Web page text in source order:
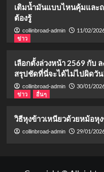
เติมน้ำมันแบบไหนคุ้มและ
ต้องรู้
collinbroad-admin
11/02/
ข่าว
เลือกตั้งล่วงหน้า 2569 กับ
สรุปชัดที่นี่จะได้ไม่ไปผิดวั
collinbroad-admin
30/01/
ข่าว
อื่นๆ
วิธีหุงข้าวเหนียวด้วยหม้อหุ
collinbroad-admin 29/01/